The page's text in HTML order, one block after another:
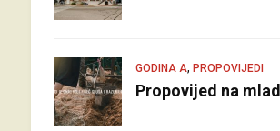
GODINA A, PROPOVIJEDI
Propovijed na